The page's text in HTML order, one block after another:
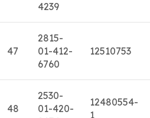
4239
47
2815-
01-412-
6760
12510753
48
2530-
01-420-
12480554-
1